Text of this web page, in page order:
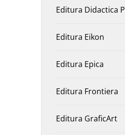
Editura Didactica
Editura Eikon
Editura Epica
Editura Frontiera
Editura GraficArt